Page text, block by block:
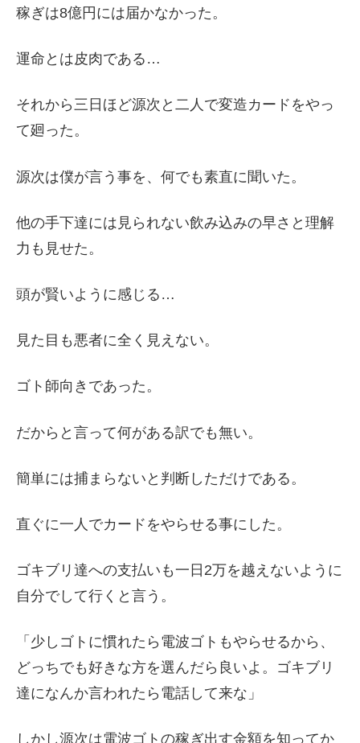
稼ぎは8億円には届かなかった。
運命とは皮肉である…
それから三日ほど源次と二人で変造カードをやっ
て廻った。
源次は僕が言う事を、何でも素直に聞いた。
他の手下達には見られない飲み込みの早さと理解
力も見せた。
頭が賢いように感じる…
見た目も悪者に全く見えない。
ゴト師向きであった。
だからと言って何がある訳でも無い。
簡単には捕まらないと判断しただけである。
直ぐに一人でカードをやらせる事にした。
ゴキブリ達への支払いも一日2万を越えないように
自分でして行くと言う。
「少しゴトに慣れたら電波ゴトもやらせるから、
どっちでも好きな方を選んだら良いよ。ゴキブリ
達になんか言われたら電話して来な」
しかし源次は電波ゴトの稼ぎ出す金額を知ってか